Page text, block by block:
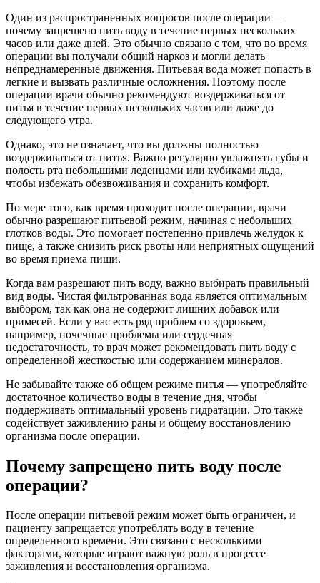
Один из распространенных вопросов после операции —
почему запрещено пить воду в течение первых нескольких
часов или даже дней. Это обычно связано с тем, что во время
операции вы получали общий наркоз и могли делать
непреднамеренные движения. Питьевая вода может попасть в
легкие и вызвать различные осложнения. Поэтому после
операции врачи обычно рекомендуют воздерживаться от
питья в течение первых нескольких часов или даже до
следующего утра.
Однако, это не означает, что вы должны полностью
воздерживаться от питья. Важно регулярно увлажнять губы и
полость рта небольшими леденцами или кубиками льда,
чтобы избежать обезвоживания и сохранить комфорт.
По мере того, как время проходит после операции, врачи
обычно разрешают питьевой режим, начиная с небольших
глотков воды. Это помогает постепенно привлечь желудок к
пище, а также снизить риск рвоты или неприятных ощущений
во время приема пищи.
Когда вам разрешают пить воду, важно выбирать правильный
вид воды. Чистая фильтрованная вода является оптимальным
выбором, так как она не содержит лишних добавок или
примесей. Если у вас есть ряд проблем со здоровьем,
например, почечные проблемы или сердечная
недостаточность, то врач может рекомендовать пить воду с
определенной жесткостью или содержанием минералов.
Не забывайте также об общем режиме питья — употребляйте
достаточное количество воды в течение дня, чтобы
поддерживать оптимальный уровень гидратации. Это также
содействует заживлению раны и общему восстановлению
организма после операции.
Почему запрещено пить воду после
операции?
После операции питьевой режим может быть ограничен, и
пациенту запрещается употреблять воду в течение
определенного времени. Это связано с несколькими
факторами, которые играют важную роль в процессе
заживления и восстановления организма.